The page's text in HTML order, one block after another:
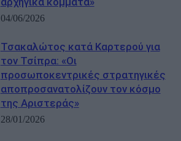
04/06/2026
Τσακαλώτος κατά Καρτερού για
τον Τσίπρα: «Οι
προσωποκεντρικές στρατηγικές
αποπροσανατολίζουν τον κόσμο
της Αριστεράς»
28/01/2026